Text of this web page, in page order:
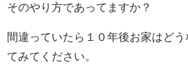
そのやり方であってますか？
間違っていたら１０年後お家はど
てみてください。